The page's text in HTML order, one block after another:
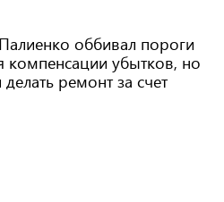
оббивал пороги
компенсации убытков, но
ремонт за счет